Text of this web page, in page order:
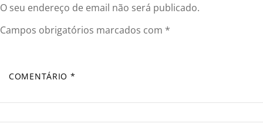
O seu endereço de email não será publicado.
Campos obrigatórios marcados com *
COMENTÁRIO *